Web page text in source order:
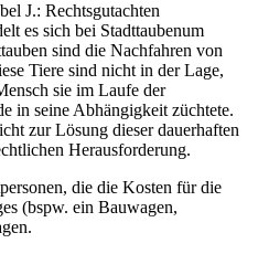
J.: Rechtsgutachten
es sich bei Stadttaubenum
sind die Nachfahren von
Tiere sind nicht in der Lage,
sie im Laufe der
in seine Abhängigkeit züchtete.
zur Lösung dieser dauerhaften
Herausforderung.
die die Kosten für die
(bspw. ein Bauwagen,